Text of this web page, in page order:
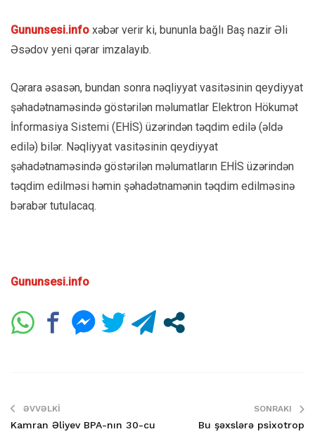
Gununsesi.info xəbər verir ki, bununla bağlı Baş nazir Əli
Əsədov yeni qərar imzalayıb.
Qərara əsasən, bundan sonra nəqliyyat vasitəsinin qeydiyyat
şəhadətnaməsində göstərilən məlumatlar Elektron Hökumət
İnformasiya Sistemi (EHİS) üzərindən təqdim edilə (əldə
edilə) bilər. Nəqliyyat vasitəsinin qeydiyyat
şəhadətnaməsində göstərilən məlumatların EHİS üzərindən
təqdim edilməsi həmin şəhadətnamənin təqdim edilməsinə
bərabər tutulacaq.
Gununsesi.info
ƏVVƏLKI
Kamran Əliyev BPA-nın 30-cu
SONRAKI
Bu şəxslərə psixotrop